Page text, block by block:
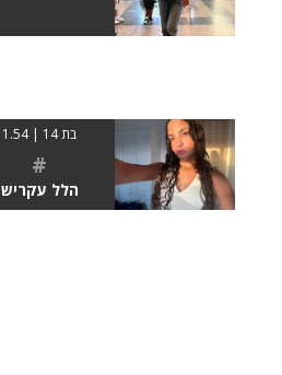
בת 14 | 1.54
#
הלל עקריש